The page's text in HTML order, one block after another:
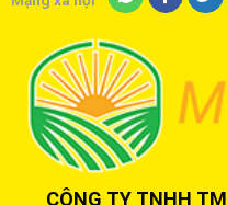
CÔNG TY TNHH TM